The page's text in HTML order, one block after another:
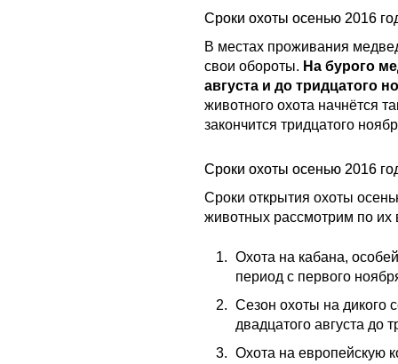
Сроки охоты осенью 2016
В местах проживания
свои обороты. На бурого
августа и до тридцатого
животного охота начнётся
закончится тридцатого
Сроки охоты осенью 2016
Сроки открытия охоты
животных рассмотрим по их
Охота на кабана,
период с первого
Сезон охоты на дикого
двадцатого августа до
Охота на европейскую